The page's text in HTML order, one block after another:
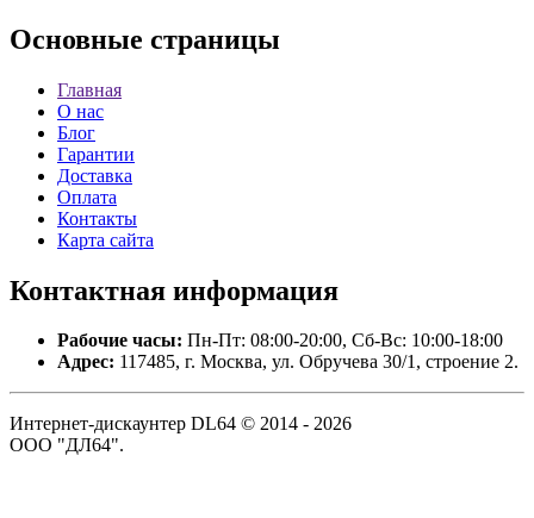
Основные страницы
Главная
О нас
Блог
Гарантии
Доставка
Оплата
Контакты
Карта сайта
Контактная информация
Рабочие часы: Пн-Пт: 08:00-20:00, Сб-Вс: 10:00-18:00
Адрес: 117485, г. Москва, ул. Обручева 30/1, строение 2.
Интернет-дискаунтер DL64 © 2014 - 2026
ООО "ДЛ64".